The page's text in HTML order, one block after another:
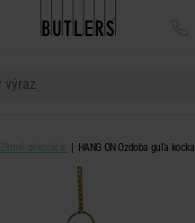
Zimné dekorácie HANG ON Ozdoba guľa kocka